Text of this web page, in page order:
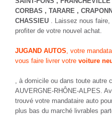
CORBAS , TARARE ,
CHASSIEU
. Laissez nous
profiter de votre nouvel achat.
JUGAND AUTOS , votre
vous faire livrer votre voiture
, à domicile ou dans toute autre
AUVERGNE-RHÔNE-ALPES.
trouvé votre mandataire auto
plus bas du marché livrables